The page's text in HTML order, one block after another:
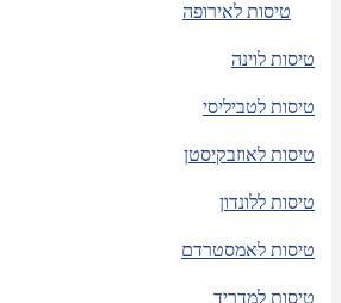
טיסות לאירופה
טיסות לוינה
טיסות לטביליסי
טיסות לאוזבקיסטן
טיסות ללונדון
טיסות לאמסטרדם
טיסות למדריד